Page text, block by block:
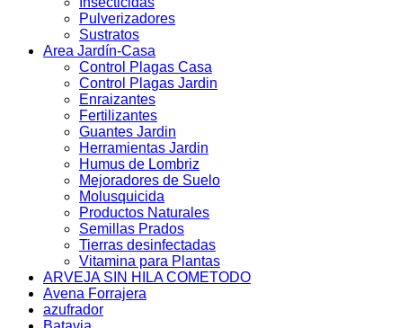
Pulverizadores
Sustratos
Area Jardín-Casa
Control Plagas Casa
Control Plagas Jardin
Enraizantes
Fertilizantes
Guantes Jardin
Herramientas Jardin
Humus de Lombriz
Mejoradores de Suelo
Molusquicida
Productos Naturales
Semillas Prados
Tierras desinfectadas
Vitamina para Plantas
ARVEJA SIN HILA COMETODO
Avena Forrajera
azufrador